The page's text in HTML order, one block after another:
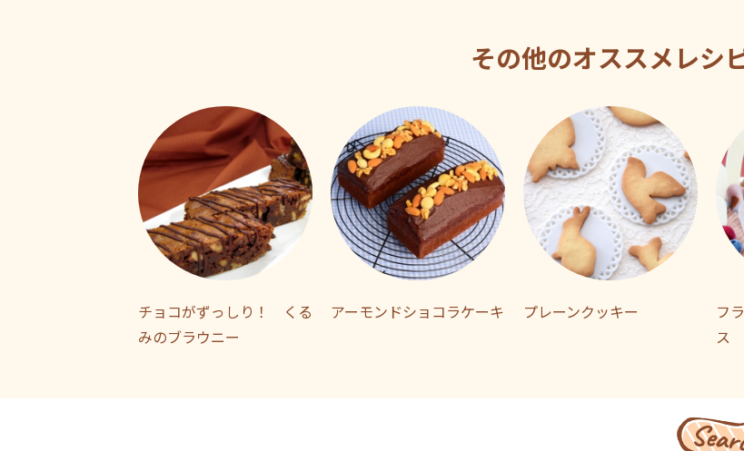
その他のオススメレシ
チョコがずっしり！ くる
みのブラウニー
アーモンドショコラケーキ プレーンクッキー
フ
ス